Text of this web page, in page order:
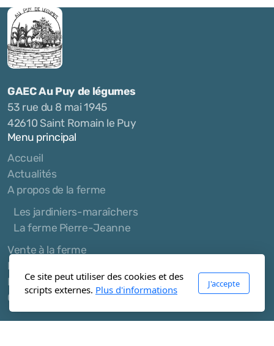
GAEC Au Puy de légumes
53 rue du 8 mai 1945
42610 Saint Romain le Puy
Menu principal
Accueil
Actualités
A propos de la ferme
Les jardiniers-maraîchers
La ferme Pierre-Jeanne
Vente à la ferme
Les paniers
En image...
Contact
Ce site peut utiliser des cookies et des
scripts externes. Plus d'informations
J'accepte